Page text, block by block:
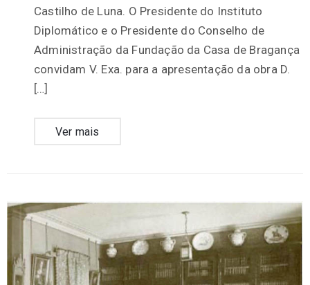
Castilho de Luna. O Presidente do Instituto
Diplomático e o Presidente do Conselho de
Administração da Fundação da Casa de Bragança
convidam V. Exa. para a apresentação da obra D.
[…]
Ver mais